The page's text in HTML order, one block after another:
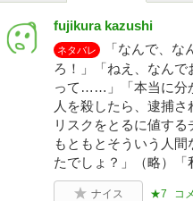
fujikura kazushi
ネタバレ
「なんで、
ろ！」「ねえ、なん
って……」「本当に分
人を殺したら、逮捕
リスクをとるに値す
もともとそういう人
たでしょ？」（略）
ナイス ★7 コ